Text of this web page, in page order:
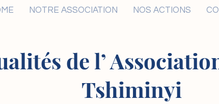
NOTRE ASSOCIATION NOS ACTIONS
de l’
Tshiminyi